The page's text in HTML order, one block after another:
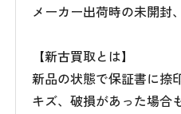
メーカー出荷時の未開封
【新古買取とは】
新品の状態で保証書に捺
キズ、破損があった場合